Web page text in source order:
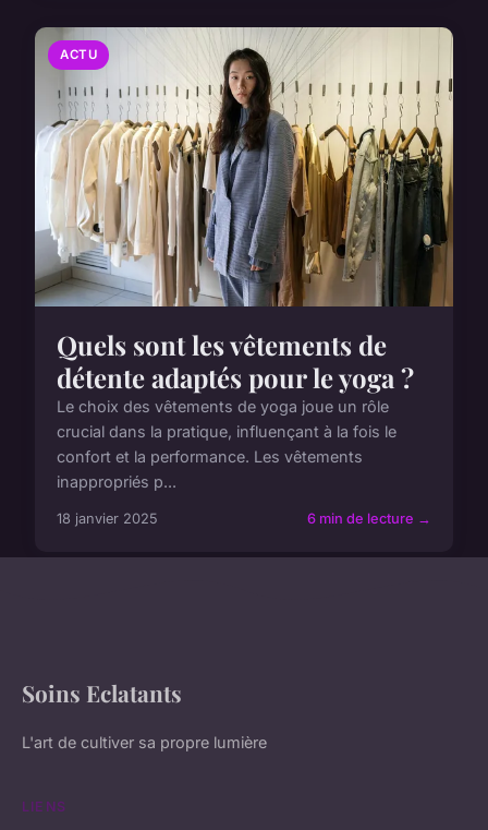
ACTU
Quels sont les vêtements de
détente adaptés pour le yoga ?
Le choix des vêtements de yoga joue un rôle
crucial dans la pratique, influençant à la fois le
confort et la performance. Les vêtements
inappropriés p...
18 janvier 2025 6 min de lecture →
Soins Eclatants
L'art de cultiver sa propre lumière
LIENS